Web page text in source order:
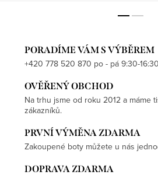
PORADÍME VÁM S VÝBĚREM
+420 778 520 870 po - pá 9:30-
OVĚŘENÝ OBCHOD
Na trhu jsme od roku 2012 a máme
zákazníků.
PRVNÍ VÝMĚNA ZDARMA
Zakoupené boty můžete u nás
DOPRAVA ZDARMA